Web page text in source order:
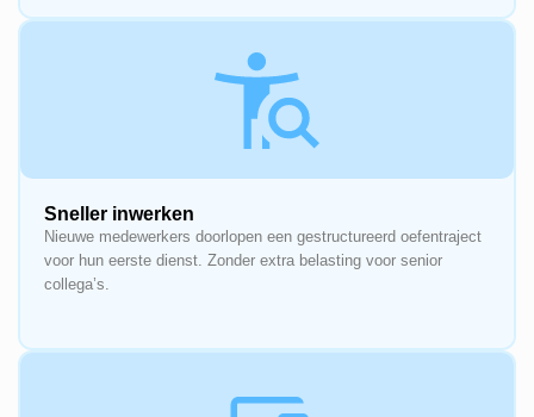
Sneller inwerken
Nieuwe medewerkers doorlopen een gestructureerd oefentraject
voor hun eerste dienst. Zonder extra belasting voor senior
collega’s.